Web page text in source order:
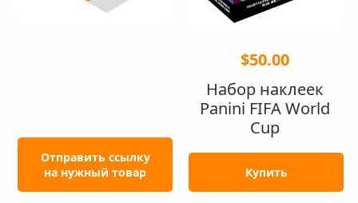
Отправить ссылку
на нужный товар
$50.00
Набор наклеек
Panini FIFA World
Cup
Купить